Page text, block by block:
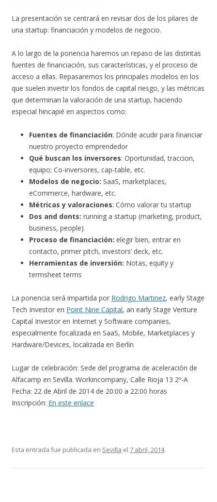
La presentación se centrará en revisar dos de los pilares de
una startup: financiación y modelos de negocio.
A lo largo de la ponencia haremos un repaso de las distintas
fuentes de financiación, sus características, y el proceso de
acceso a ellas. Repasaremos los principales modelos en los
que suelen invertir los fondos de capital riesgo, y las métricas
que determinan la valoración de una startup, haciendo
especial hincapié en aspectos como:
Fuentes de financiación: Dónde acudir para financiar
nuestro proyecto emprendedor
Qué buscan los inversores: Oportunidad, traccion,
equipo; Co-inversores, cap-table, etc.
Modelos de negocio: SaaS, marketplaces,
eCommerce, hardware, etc.
Métricas y valoraciones: Cómo valorar tu startup
Dos and donts: running a startup (marketing, product,
business, people)
Proceso de financiación: elegir bien, entrar en
contacto, primer pitch, investors’ deck, etc.
Herramientas de inversión: Notas, equity y
termsheet terms
La ponencia será impartida por Rodrigo Martinez, early Stage
Tech Investor en Point Nine Capital, an early Stage Venture
Capital Investor en Internet y Software companies,
especialmente focalizada en SaaS, Mobile, Marketplaces y
Hardware/Devices, localizada en Berlín
Lugar de celebración: Sede del programa de aceleración de
Alfacamp en Sevilla. Workincompany, Calle Rioja 13 2º-A
Fecha: 22 de Abril de 2014 de 20:00 a 22:00 horas
Inscripción: En este enlace
Esta entrada fue publicada en Sevilla el 7 abril, 2014.